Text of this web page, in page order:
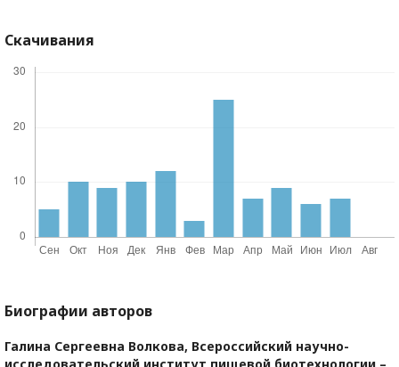
Скачивания
Биографии авторов
Галина Сергеевна Волкова, Всероссийский научно-